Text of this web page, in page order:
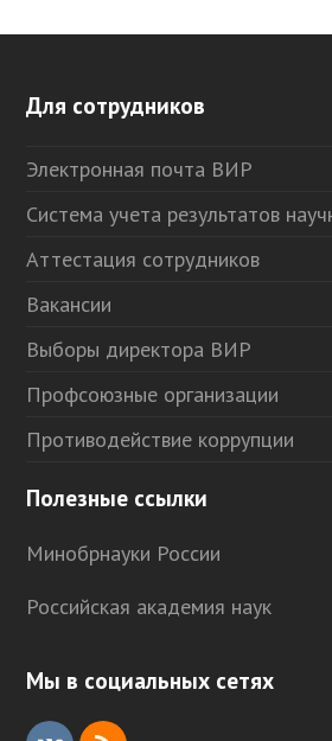
Для сотрудников
Электронная почта ВИР
Система учета результатов
Аттестация сотрудников
Вакансии
Выборы директора ВИР
Профсоюзные организации
Противодействие коррупции
Полезные ссылки
Минобрнауки России
Российская академия наук
Мы в социальных сетях